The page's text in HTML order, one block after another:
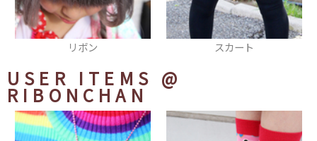
スカート ジャンパー
USER ITEMS @
RIBONCHAN